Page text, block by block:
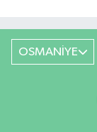
OSMANİYE